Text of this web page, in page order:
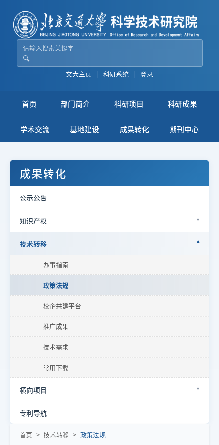
🔍
交大主页 | 科研系统 | 登录
首页 部门简介 科研项目 科研成果
学术交流 基地建设 成果转化 期刊中心
成果转化
公示公告
知识产权
技术转移
办事指南
政策法规
校企共建平台
推广成果
技术需求
常用下载
横向项目
专利导航
首页 > 技术转移 > 政策法规